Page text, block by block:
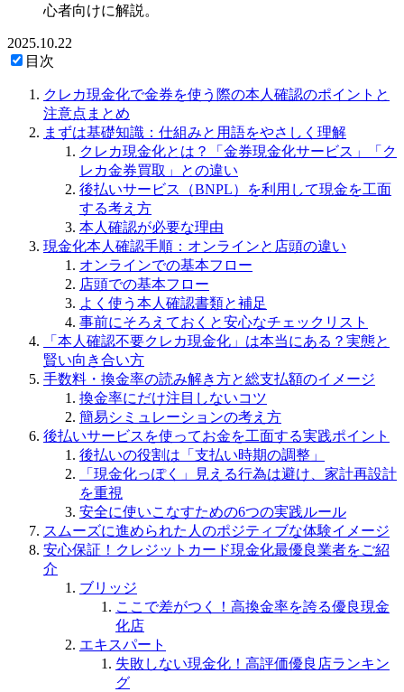
心者向けに解説。
2025.10.22
目次
クレカ現金化で金券を使う際の本人確認のポイントと
注意点まとめ
まずは基礎知識：仕組みと用語をやさしく理解
クレカ現金化とは？「金券現金化サービス」「ク
レカ金券買取」との違い
後払いサービス（BNPL）を利用して現金を工面
する考え方
本人確認が必要な理由
現金化本人確認手順：オンラインと店頭の違い
オンラインでの基本フロー
店頭での基本フロー
よく使う本人確認書類と補足
事前にそろえておくと安心なチェックリスト
「本人確認不要クレカ現金化」は本当にある？実態と
賢い向き合い方
手数料・換金率の読み解き方と総支払額のイメージ
換金率にだけ注目しないコツ
簡易シミュレーションの考え方
後払いサービスを使ってお金を工面する実践ポイント
後払いの役割は「支払い時期の調整」
「現金化っぽく」見える行為は避け、家計再設計
を重視
安全に使いこなすための6つの実践ルール
スムーズに進められた人のポジティブな体験イメージ
安心保証！クレジットカード現金化最優良業者をご紹
介
ブリッジ
ここで差がつく！高換金率を誇る優良現金
化店
エキスパート
失敗しない現金化！高評価優良店ランキン
グ